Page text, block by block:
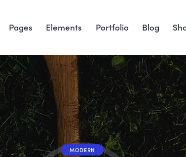
Pages Elements Portfolio Blog
MODERN